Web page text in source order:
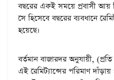
বছরের একই সময়ে প্রবাসী আয়
সে হিসেবে বছরের ব্যবধানে
হয়েছে।
বর্তমান বাজারদর অনুযায়ী,
এই রেমিট্যান্সের পরিমাণ